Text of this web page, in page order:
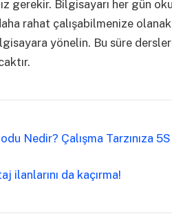
gerekir. Bilgisayarı her gün
rahat çalışabilmenize
yönelin. Bu süre
Nedir? Çalışma Tarzınıza
ilanlarını da kaçırma!